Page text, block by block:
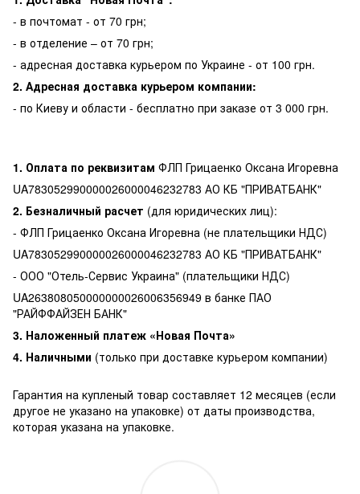
- в почтомат - от 70 грн;
- в отделение – от 70 грн;
- адресная доставка курьером по Украине - от 100 грн.
2. Адресная доставка курьером компании:
- по Киеву и области - бесплатно при заказе от 3 000 грн.
1. Оплата по реквизитам ФЛП Грицаенко Оксана Игоревна
UA783052990000026000046232783 АО КБ "ПРИВАТБАНК"
2. Безналичный расчет (для юридических лиц):
- ФЛП Грицаенко Оксана Игоревна (не плательщики НДС)
UA783052990000026000046232783 АО КБ "ПРИВАТБАНК"
- ООО "Отель-Сервис Украина" (плательщики НДС)
UA263808050000000026006356949 в банке ПАО
"РАЙФФАЙЗЕН БАНК"
3. Наложенный платеж «Новая Почта»
4. Наличными (только при доставке курьером компании)
Гарантия на купленый товар составляет 12 месяцев (если
другое не указано на упаковке) от даты производства,
которая указана на упаковке.